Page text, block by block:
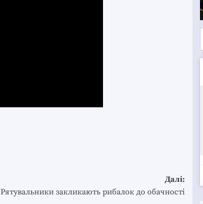
Далі:
Рятувальники закликають рибалок до обачності